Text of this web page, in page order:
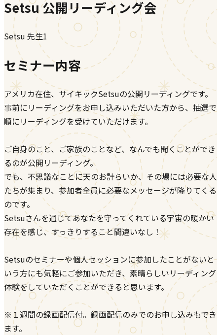
Setsu 公開リーディング会
Setsu 先生1
セミナー内容
アメリカ在住、サイキックSetsuの公開リーディングです。
事前にリーディングをお申し込みいただいた方から、抽選で
順にリーディングを受けていただけます。
ご自身のこと、ご家族のことなど、なんでも聞くことができ
るのが公開リーディング。
でも、不思議なことに天のお計らいか、その場には必要な人
たちが集まり、参加者全員に必要なメッセージが降りてくる
のです。
Setsuさんを通じてあなたを守ってくれている宇宙の暖かい
存在を感じ、すっきりすること間違いなし！
Setsuのセミナーや個人セッションに参加したことがないと
いう方にも気軽にご参加いただき、素晴らしいリーディング
体験をしていただくことができると思います。
※１週間の録画配信付。録画配信のみでのお申し込みもでき
ます。